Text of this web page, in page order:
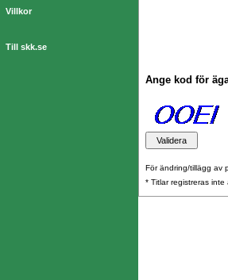
Villkor
Till skk.se
Ange kod för
För ändring/tillägg av
* Titlar registreras